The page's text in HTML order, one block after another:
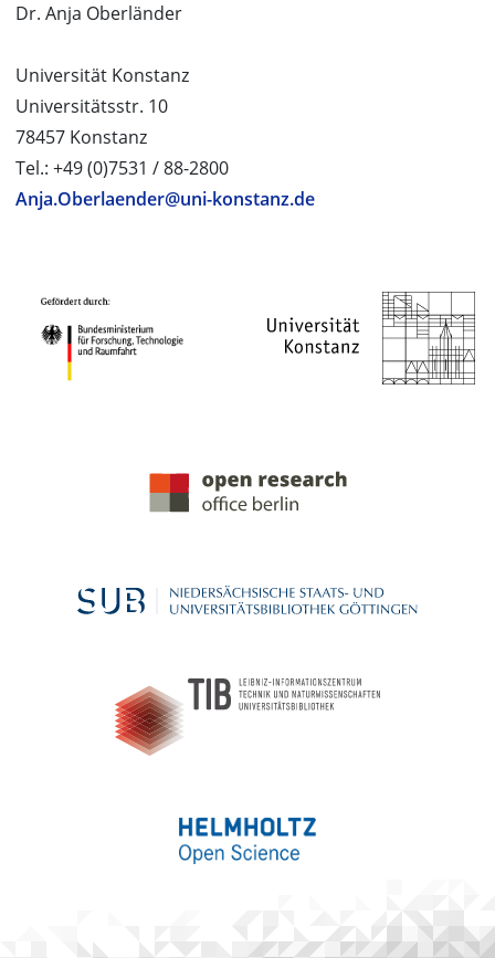
Dr. Anja Oberländer
Universität Konstanz
Universitätsstr. 10
78457 Konstanz
Tel.: +49 (0)7531 / 88-2800
Anja.Oberlaender@uni-konstanz.de